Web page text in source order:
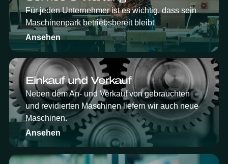
Für jeden Unternehmer ist es wichtig, dass sein
Maschinenpark betriebsbereit bleibt
Ansehen
Einkauf und Verkauf
Neben dem An- und Verkauf von gebrauchten
und revidierten Maschinen liefern wir auch neue
Maschinen.
Ansehen